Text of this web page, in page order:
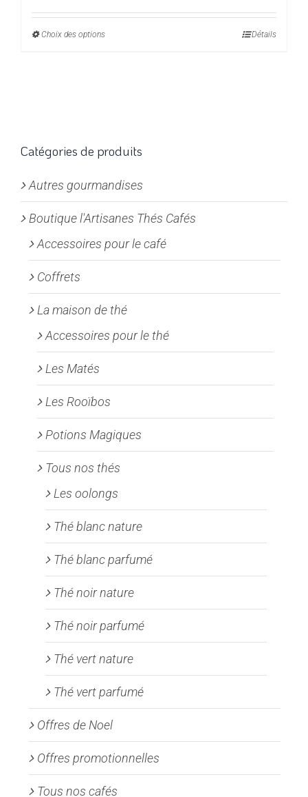
prix :
Choix des optionsCe
options
être
choisies
sur
la
page
produit
Détails
Catégories de produits
Autres gourmandises
Boutique l'Artisanes Thés Cafés
Accessoires pour le café
Coffrets
La maison de thé
Accessoires pour le thé
Les Matés
Les Rooïbos
Potions Magiques
Tous nos thés
Les oolongs
Thé blanc nature
Thé blanc parfumé
Thé noir nature
Thé noir parfumé
Thé vert nature
Thé vert parfumé
Offres de Noel
Offres promotionnelles
Tous nos cafés